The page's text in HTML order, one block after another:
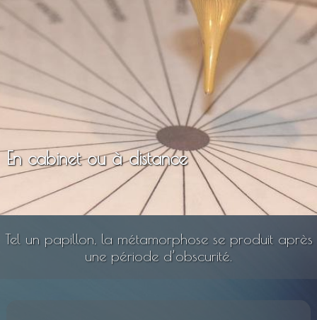
En cabinet ou à distance
Tel un papillon, la métamorphose se produit après
une période d’obscurité.